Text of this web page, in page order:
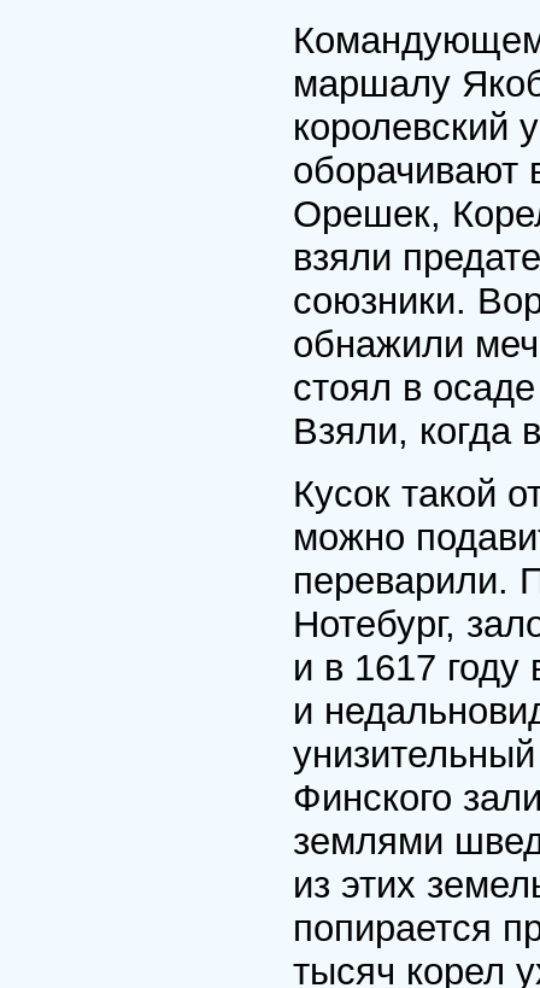
маршалу
королевский
оборачивают
Орешек,
взяли
союзники.
обнажили
стоял в
Взяли, когда
Кусок такой
можно
переварили.
Нотебург,
и в 1617
и
Финского
землями
из этих
попирается
тысяч корел